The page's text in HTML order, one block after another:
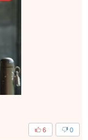
0
6